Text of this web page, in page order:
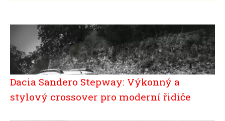
Dacia Sandero Stepway: Výkonný a
stylový crossover pro moderní řidiče